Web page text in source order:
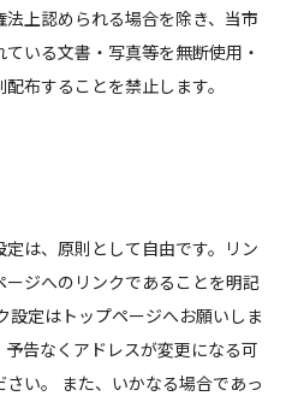
上認められる場合を除き、当市
いる文書・写真等を無断使用・
布することを禁止します。
は、原則として自由です。リン
ジへのリンクであることを明記
設定はトップページへお願いしま
告なくアドレスが変更になる可
い。 また、いかなる場合であっ